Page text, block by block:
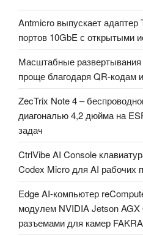
Antmicro выпускает адаптер
портов 10GbE с открытыми
Масштабные развертывания
проще благодаря QR-кодам
ZecTrix Note 4 –
диагональю 4,2 дюйма на
задач
CtrlVibe AI Console
Codex Micro для AI рабочих
Edge AI-компьютер
модулем NVIDIA Jetson
разъемами для камер FAKRA